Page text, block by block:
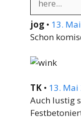
jog • 13.
Schon
TK • 13. Mai
Auch lustig